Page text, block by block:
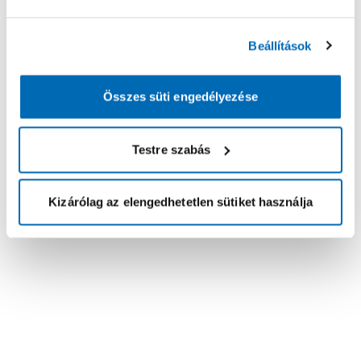
Beállítások
Összes süti engedélyezése
Testre szabás
Kizárólag az elengedhetetlen sütiket használja